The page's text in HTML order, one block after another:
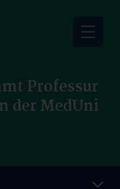
Professur
der MedUni